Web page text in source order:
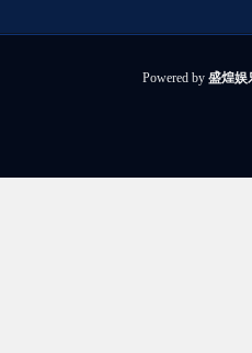
Powered by 盛煌娱